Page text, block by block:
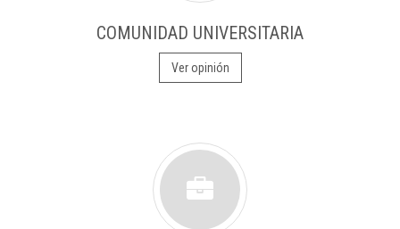
COMUNIDAD UNIVERSITARIA
Ver opinión